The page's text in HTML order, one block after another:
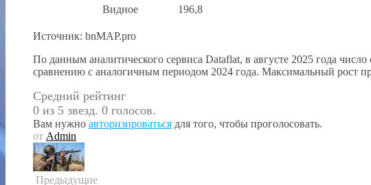
Видное
196,8
Источник: bnMAP.pro
По данным аналитического сервиса Dataflat, в августе 2025 года
сравнению с аналогичным периодом 2024 года. Максимальный рост
Средний рейтинг
0 из 5 звезд. 0 голосов.
Вам нужно авторизироваться для того, чтобы проголосовать.
от Admin
Предыдущие